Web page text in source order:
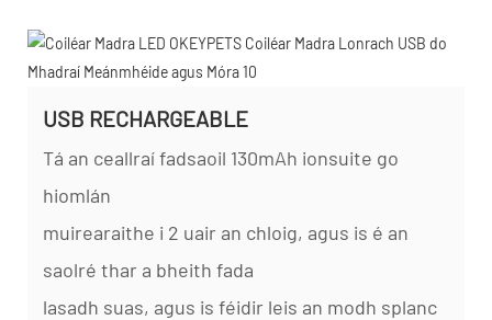
USB RECHARGEABLE
Tá an ceallraí fadsaoil 130mAh ionsuite go
hiomlán
muirearaithe i 2 uair an chloig, agus is é an
saolré thar a bheith fada
lasadh suas, agus is féidir leis an modh splanc